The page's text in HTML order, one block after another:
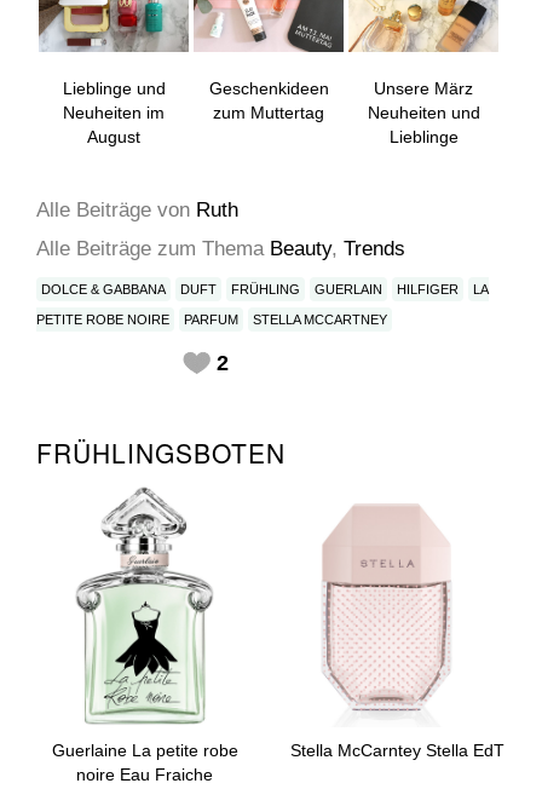
Lieblinge und
Neuheiten im
August
Geschenkideen
zum Muttertag
Unsere März
Neuheiten und
Lieblinge
Alle Beiträge von Ruth
Alle Beiträge zum Thema Beauty, Trends
DOLCE & GABBANA DUFT FRÜHLING GUERLAIN HILFIGER LA
PETITE ROBE NOIRE PARFUM STELLA MCCARTNEY
2
FRÜHLINGSBOTEN
Guerlaine La petite robe
noire Eau Fraiche
Stella McCarntey Stella EdT